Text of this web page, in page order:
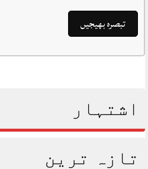
اشتہار
تازہ ترین